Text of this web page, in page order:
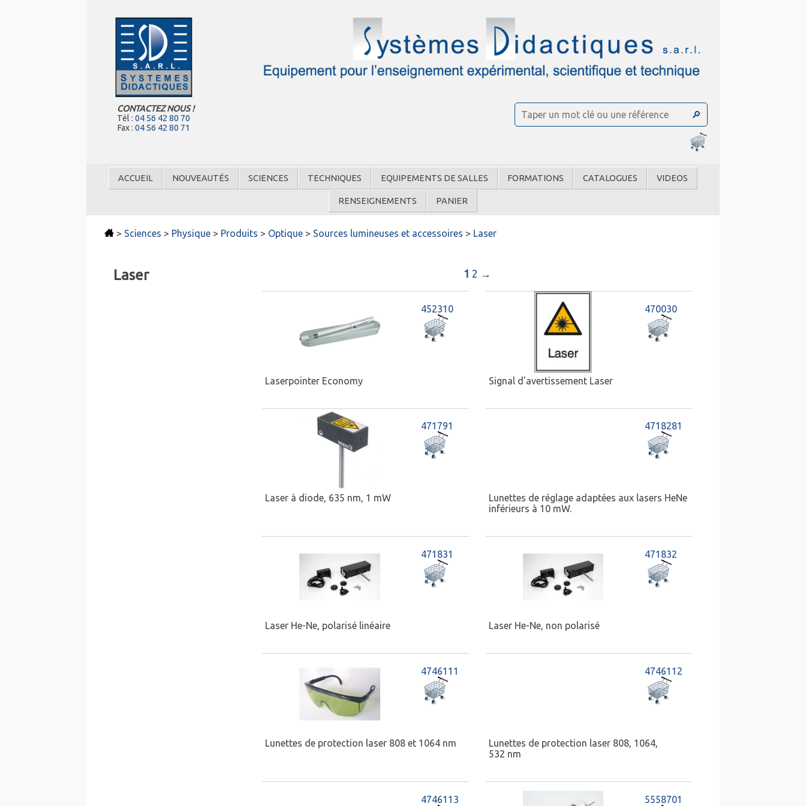
CONTACTEZ NOUS !
Tél : 04 56 42 80 70
Fax : 04 56 42 80 71
ACCUEIL NOUVEAUTÉS SCIENCES TECHNIQUES EQUIPEMENTS DE SALLES FORMATIONS CATALOGUES VIDEOS
RENSEIGNEMENTS PANIER
> Sciences > Physique > Produits > Optique > Sources lumineuses et accessoires > Laser
Laser 1 2 →
452310
Laserpointer Economy
470030
Signal d'avertissement Laser
471791
Laser à diode, 635 nm, 1 mW
4718281
Lunettes de réglage adaptées aux lasers HeNe
inférieurs à 10 mW.
471831
Laser He-Ne, polarisé linéaire
471832
Laser He-Ne, non polarisé
4746111
Lunettes de protection laser 808 et 1064 nm
4746112
Lunettes de protection laser 808, 1064,
532 nm
4746113 5558701